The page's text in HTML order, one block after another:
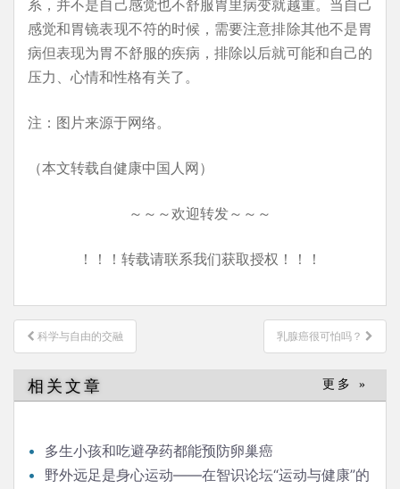
感觉和胃镜表现不符的时候，需要注意排除其他不是胃
病但表现为胃不舒服的疾病，排除以后就可能和自己的
压力、心情和性格有关了。
注：图片来源于网络。
（本文转载自健康中国人网）
～～～欢迎转发～～～
！！！转载请联系我们获取授权！！！
文
章
导
航
科学与自由的交融 乳腺癌很可怕吗？
相关文章 更多 »
多生小孩和吃避孕药都能预防卵巢癌
野外远足是身心运动——在智识论坛“运动与健康”的